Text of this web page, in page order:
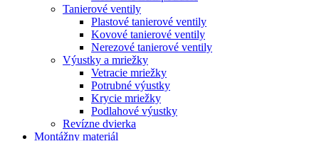
Tanierové ventily
Plastové tanierové ventily
Kovové tanierové ventily
Nerezové tanierové ventily
Výustky a mriežky
Vetracie mriežky
Potrubné výustky
Krycie mriežky
Podlahové výustky
Revízne dvierka
Montážny materiál